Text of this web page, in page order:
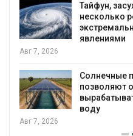
Тайфун,
несколько
явлениями
Авг 7, 2026
Солнечные
позволяют
воду
Авг 7, 2026